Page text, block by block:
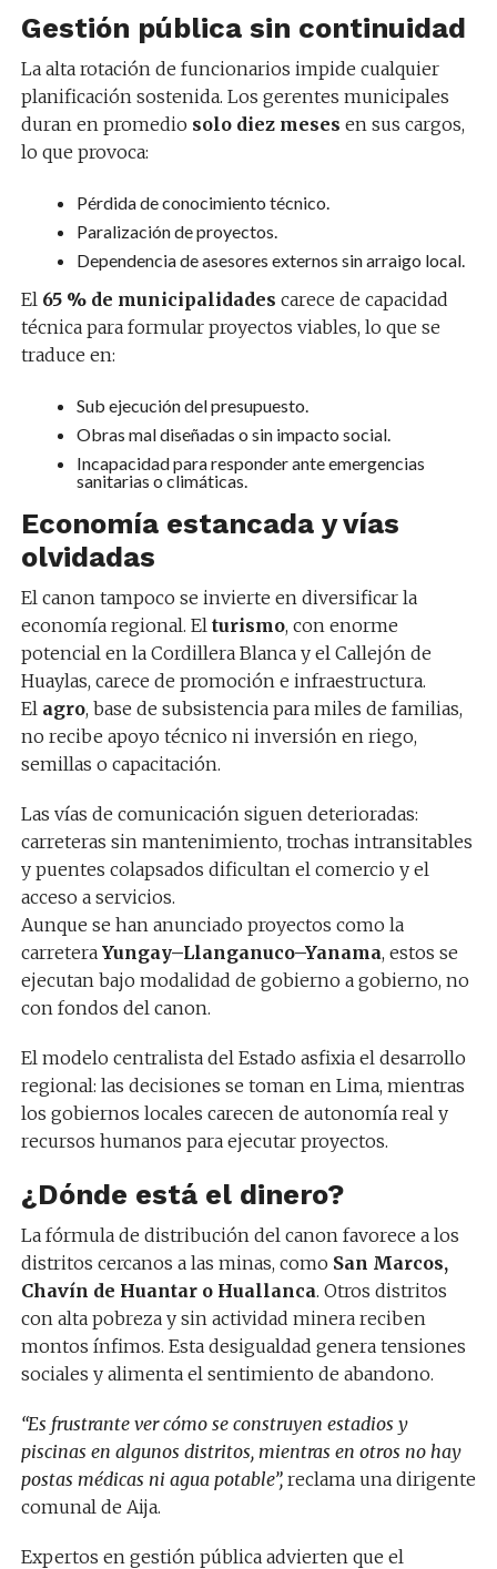
Gestión pública sin continuidad
La alta rotación de funcionarios impide cualquier
planificación sostenida. Los gerentes municipales
duran en promedio solo diez meses en sus cargos,
lo que provoca:
Pérdida de conocimiento técnico.
Paralización de proyectos.
Dependencia de asesores externos sin arraigo local.
El 65 % de municipalidades carece de capacidad
técnica para formular proyectos viables, lo que se
traduce en:
Sub ejecución del presupuesto.
Obras mal diseñadas o sin impacto social.
Incapacidad para responder ante emergencias
sanitarias o climáticas.
Economía estancada y vías
olvidadas
El canon tampoco se invierte en diversificar la
economía regional. El turismo, con enorme
potencial en la Cordillera Blanca y el Callejón de
Huaylas, carece de promoción e infraestructura.
El agro, base de subsistencia para miles de familias,
no recibe apoyo técnico ni inversión en riego,
semillas o capacitación.
Las vías de comunicación siguen deterioradas:
carreteras sin mantenimiento, trochas intransitables
y puentes colapsados dificultan el comercio y el
acceso a servicios.
Aunque se han anunciado proyectos como la
carretera Yungay–Llanganuco–Yanama, estos se
ejecutan bajo modalidad de gobierno a gobierno, no
con fondos del canon.
El modelo centralista del Estado asfixia el desarrollo
regional: las decisiones se toman en Lima, mientras
los gobiernos locales carecen de autonomía real y
recursos humanos para ejecutar proyectos.
¿Dónde está el dinero?
La fórmula de distribución del canon favorece a los
distritos cercanos a las minas, como San Marcos,
Chavín de Huantar o Huallanca. Otros distritos
con alta pobreza y sin actividad minera reciben
montos ínfimos. Esta desigualdad genera tensiones
sociales y alimenta el sentimiento de abandono.
“Es frustrante ver cómo se construyen estadios y
piscinas en algunos distritos, mientras en otros no hay
postas médicas ni agua potable”,reclama una dirigente
comunal de Aija.
Expertos en gestión pública advierten que el